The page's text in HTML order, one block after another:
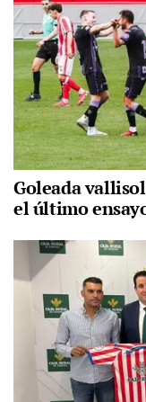
Goleada
el último